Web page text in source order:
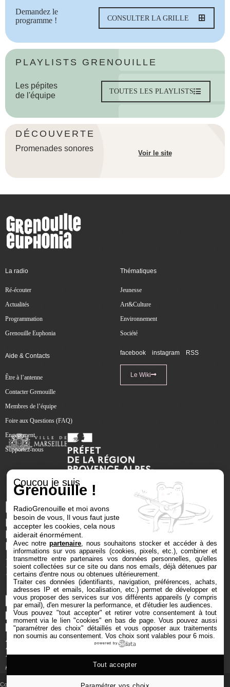
Demandez le
programme !
CONSULTER LA GRILLE
PLAYLISTS GRENOUILLE
Les pépites
de l'équipe
TOUTES LES PLAYLISTS
DÉCOUVERTE
Promenades sonores
Voir le site
La radio
Ré-écouter
Actualités
Programmation
Grenouille Euphonia
Thématiques
Jeunesse
Art&Culture
Environnement
Société
Aide & Contacts
Être à l’antenne
Contacter Grenouille
Membres de l’équipe
Foire aux Questions (FAQ)
Engagement
Supportez-nous
facebook instagram RSS
Le Wiki
Copyright © 2025 Radio Grenouille tous droits réservés
Coucou je suis
Grenouille !
RadioGrenouille et moi avons
besoin de vous, Il vous faut juste
accepter les cookies, cela nous
aiderait énormément.
Avec notrepartenaire , nous souhaitons stocker et accéder à des
informations sur vos appareils (cookies, pixels, etc.), combiner et
transmettre entre partenaires vos données personnelles, qu'elles
soient collectées sur ce site ou dans nos emails, déjà détenues par
certains d'entre nous ou obtenues ultérieurement.
Traiter ces données (identifiants, navigation, préférences, achats,
adresses IP et emails, localisation, etc.) permet de développer et
vous proposer des services sur vos différents appareils (y compris
par email), d'en mesurer la performance, et d'étudier les audiences.
Vous pouvez "tout accepter" et retirer votre consentement à tout
moment via le lien "cookies" en bas de page. Vous pouvez aussi
"paramétrer des choix" détaillés et vous opposer aux traitements
non soumis au consentement. Vos choix sont valables pour 6 mois.
powered by
Paramétrer vos choix
Tout accepter